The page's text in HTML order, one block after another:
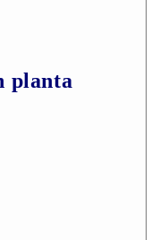
planta